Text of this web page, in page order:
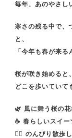
毎年、あのやさし
寒さの残る中で、
と、
「今年も春が来る
桜が咲き始めると
どこを歩いていて
🌿 風に舞う桜の花
☕春らしいスイー
🚶‍♀️のんびり散歩